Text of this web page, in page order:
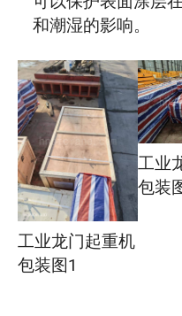
和潮湿的影响。
工业龙门起重机
包装图1
工业
包装